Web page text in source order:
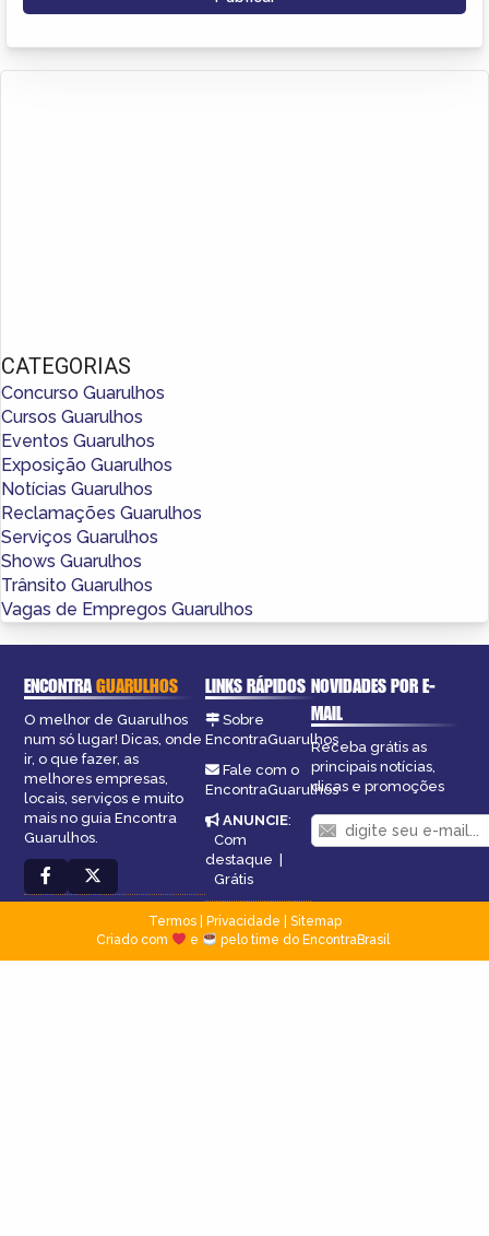
CATEGORIAS
Concurso Guarulhos
Cursos Guarulhos
Eventos Guarulhos
Exposição Guarulhos
Notícias Guarulhos
Reclamações Guarulhos
Serviços Guarulhos
Shows Guarulhos
Trânsito Guarulhos
Vagas de Empregos Guarulhos
ENCONTRAGUARULHOS
O melhor de Guarulhos
num só lugar! Dicas, onde
ir, o que fazer, as
melhores empresas,
locais, serviços e muito
mais no guia Encontra
Guarulhos.
LINKS RÁPIDOS
Sobre
EncontraGuarulhos
Fale com o
EncontraGuarulhos
ANUNCIE:
Com
destaque |
Grátis
NOVIDADES POR E-
MAIL
Receba grátis as
principais notícias,
dicas e promoções
Termos| Privacidade
Sitemap
Criado com
e pelo time do EncontraBrasil